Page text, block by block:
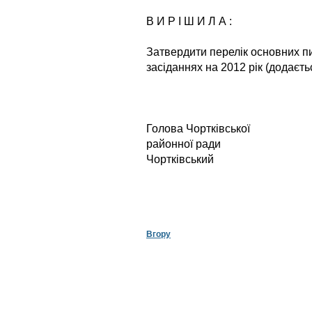
В И Р І Ш И Л А :
Затвердити перелік основних
засіданнях на 2012 рік
Голова Чортківської
районної
Чортківський
Вгору